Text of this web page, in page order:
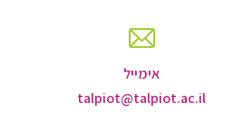
אימייל
talpiot@talpiot.ac.il